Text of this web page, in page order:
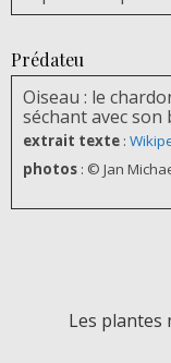
Prédateu
Oiseau : le
séchant avec
extrait texte :
photos : © Jan
Les plantes